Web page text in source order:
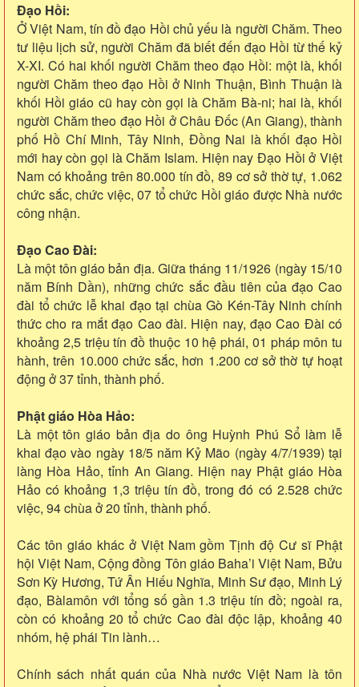
Đạo Hồi:
Ở Việt Nam, tín đồ đạo Hồi chủ yếu là người Chăm. Theo
tư liệu lịch sử, người Chăm đã biết đến đạo Hồi từ thế kỷ
X-XI. Có hai khối người Chăm theo đạo Hồi: một là, khối
người Chăm theo đạo Hồi ở Ninh Thuận, Bình Thuận là
khối Hồi giáo cũ hay còn gọi là Chăm Bà-ni; hai là, khối
người Chăm theo đạo Hồi ở Châu Đốc (An Giang), thành
phố Hồ Chí Minh, Tây Ninh, Đồng Nai là khối đạo Hồi
mới hay còn gọi là Chăm Islam. Hiện nay Đạo Hồi ở Việt
Nam có khoảng trên 80.000 tín đồ, 89 cơ sở thờ tự, 1.062
chức sắc, chức việc, 07 tổ chức Hồi giáo được Nhà nước
công nhận.
Đạo Cao Đài:
Là một tôn giáo bản địa. Giữa tháng 11/1926 (ngày 15/10
năm Bính Dần), những chức sắc đầu tiên của đạo Cao
đài tổ chức lễ khai đạo tại chùa Gò Kén-Tây Ninh chính
thức cho ra mắt đạo Cao đài. Hiện nay, đạo Cao Đài có
khoảng 2,5 triệu tín đồ thuộc 10 hệ phái, 01 pháp môn tu
hành, trên 10.000 chức sắc, hơn 1.200 cơ sở thờ tự hoạt
động ở 37 tỉnh, thành phố.
Phật giáo Hòa Hảo:
Là một tôn giáo bản địa do ông Huỳnh Phú Sổ làm lễ
khai đạo vào ngày 18/5 năm Kỷ Mão (ngày 4/7/1939) tại
làng Hòa Hảo, tỉnh An Giang. Hiện nay Phật giáo Hòa
Hảo có khoảng 1,3 triệu tín đồ, trong đó có 2.528 chức
việc, 94 chùa ở 20 tỉnh, thành phố.
Các tôn giáo khác ở Việt Nam gồm Tịnh độ Cư sĩ Phật
hội Việt Nam, Cộng đồng Tôn giáo Baha’i Việt Nam, Bửu
Sơn Kỳ Hương, Tứ Ân Hiếu Nghĩa, Minh Sư đạo, Minh Lý
đạo, Bàlamôn với tổng số gần 1.3 triệu tín đồ; ngoài ra,
còn có khoảng 20 tổ chức Cao đài độc lập, khoảng 40
nhóm, hệ phái Tin lành…
Chính sách nhất quán của Nhà nước Việt Nam là tôn